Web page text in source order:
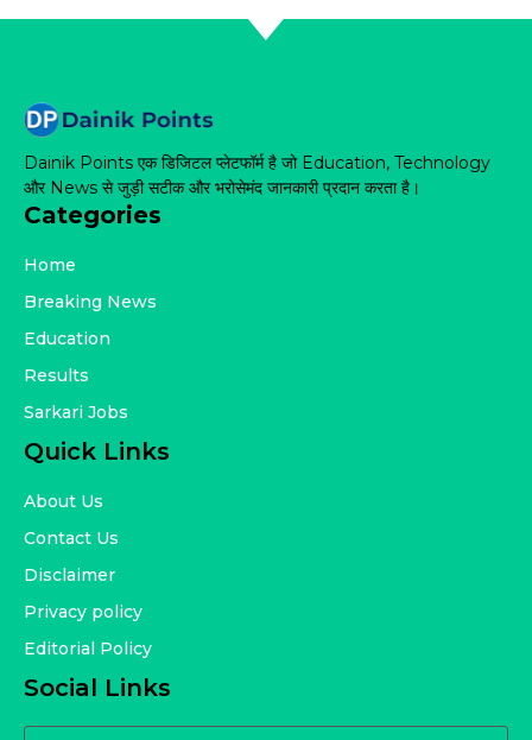
Dainik Points एक डिजिटल प्लेटफॉर्म है जो Education, Technology
और News से जुड़ी सटीक और भरोसेमंद जानकारी प्रदान करता है।
Categories
Home
Breaking News
Education
Results
Sarkari Jobs
Quick Links
About Us
Contact Us
Disclaimer
Privacy policy
Editorial Policy
Social Links